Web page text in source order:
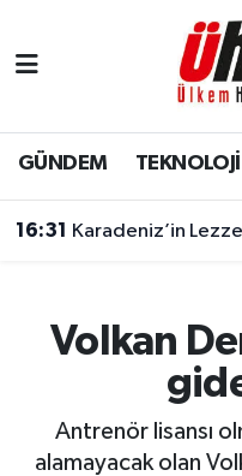
GÜNDEM TEKNOLOJİ
16:31 Karadeniz’in
Volkan
Antrenör lisansı
alamayacak olan
İstanbul Nöbetçi
İstanbul Hava
Süper Lig Puan
Tüm Manşetler
Son Dakika